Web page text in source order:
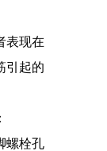
表现在
引起的
螺栓孔